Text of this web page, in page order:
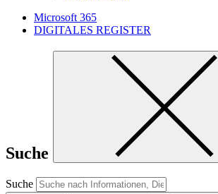
Microsoft 365
DIGITALES REGISTER
Suche
Suche